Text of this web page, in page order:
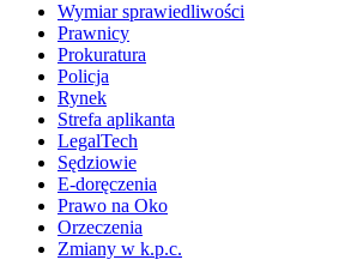
Wymiar sprawiedliwości
Prawnicy
Prokuratura
Policja
Rynek
Strefa aplikanta
LegalTech
Sędziowie
E-doręczenia
Prawo na Oko
Orzeczenia
Zmiany w k.p.c.